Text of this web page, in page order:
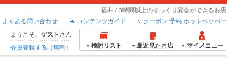
福井 / 3時間以上のゆっくり宴会ができるお店
クーポン 予約 ホットペッパー
コンテンツガイド
よくある問い合わせ
ようこそ、 ゲスト さん
会員登録する（無料）
検討リスト 最近見たお店 マイメニュー